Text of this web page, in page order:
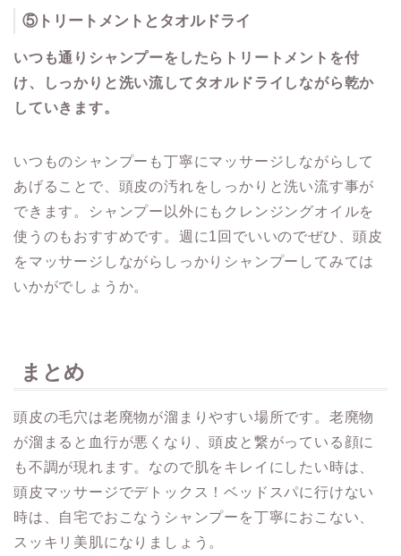
⑤ トリートメントとタオルドライ
いつも通りシャンプーをしたらトリートメントを付
け、しっかりと洗い流してタオルドライしながら乾か
していきます。
いつものシャンプーも丁寧にマッサージしながらして
あげることで、頭皮の汚れをしっかりと洗い流す事が
できます。シャンプー以外にもクレンジングオイルを
使うのもおすすめです。週に1回でいいのでぜひ、頭皮
をマッサージしながらしっかりシャンプーしてみては
いかがでしょうか。
まとめ
頭皮の毛穴は老廃物が溜まりやすい場所です。老廃物
が溜まると血行が悪くなり、頭皮と繋がっている顔に
も不調が現れます。なので肌をキレイにしたい時は、
頭皮マッサージでデトックス！ベッドスパに行けない
時は、自宅でおこなうシャンプーを丁寧におこない、
スッキリ美肌になりましょう。